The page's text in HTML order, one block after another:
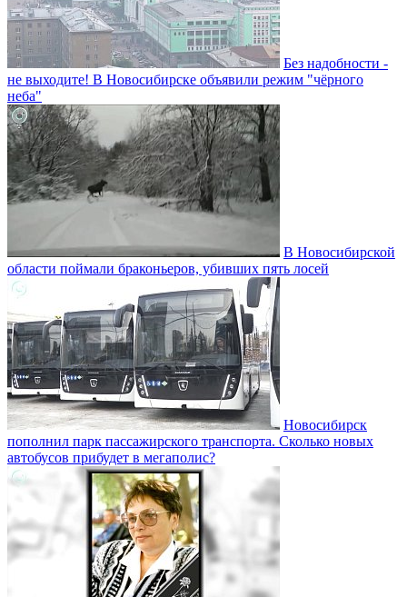
Без надобности -
не выходите! В Новосибирске объявили режим "чёрного
неба"
В Новосибирской
области поймали браконьеров, убивших пять лосей
Новосибирск
пополнил парк пассажирского транспорта. Сколько новых
автобусов прибудет в мегаполис?